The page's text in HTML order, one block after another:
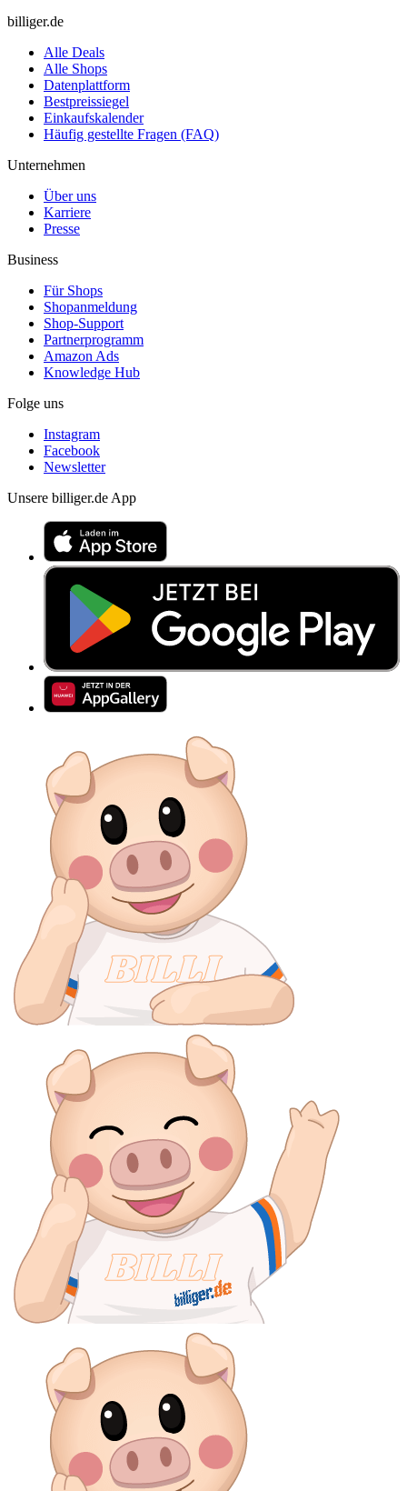
billiger.de
Alle Deals
Alle Shops
Datenplattform
Bestpreissiegel
Einkaufskalender
Häufig gestellte Fragen (FAQ)
Unternehmen
Über uns
Karriere
Presse
Business
Für Shops
Shopanmeldung
Shop-Support
Partnerprogramm
Amazon Ads
Knowledge Hub
Folge uns
Instagram
Facebook
Newsletter
Unsere billiger.de App